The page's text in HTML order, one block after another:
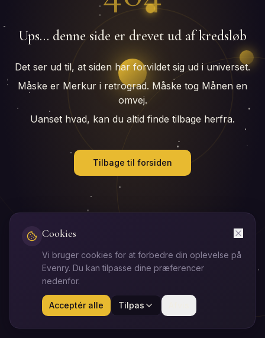
Ups… denne side er drevet ud af kredsløb
Det ser ud til, at siden har forvildet sig ud i universet.
Måske er Merkur i retrograd. Måske tog Månen en
omvej.
Uanset hvad, kan du altid finde tilbage herfra.
Tilbage til forsiden
Cookies
Vi bruger cookies for at forbedre din oplevelse på
Evenry. Du kan tilpasse dine præferencer
nedenfor.
Acceptér alle Tilpas